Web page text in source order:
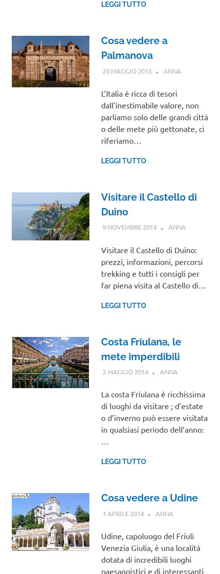
LEGGI TUTTO
Cosa vedere a
Palmanova
20 MAGGIO 2015 ANNA
L’Italia è ricca di tesori
dall’inestimabile valore, non
parliamo solo delle grandi città
o delle mete più gettonate, ci
riferiamo…
LEGGI TUTTO
Visitare il Castello di
Duino
9 NOVEMBRE 2014 ANNAFRIULI
Visitare il Castello di Duino:
prezzi, informazioni, percorsi
trekking e tutti i consigli per
far piena visita al Castello di…
LEGGI TUTTO
Costa Friulana, le
mete imperdibili
2 MAGGIO 2014 ANNA
GIULIA
La costa Friulana è ricchissima
di luoghi da visitare ; d’estate
o d’inverno può essere visitata
in qualsiasi periodo dell’anno:
…
LEGGI TUTTO
Cosa vedere a Udine
1 APRILE 2014 ANNA
Udine, capoluogo del Friuli
Venezia Giulia, è una località
dotata di incredibili luoghi
paesaggistici e di interessanti